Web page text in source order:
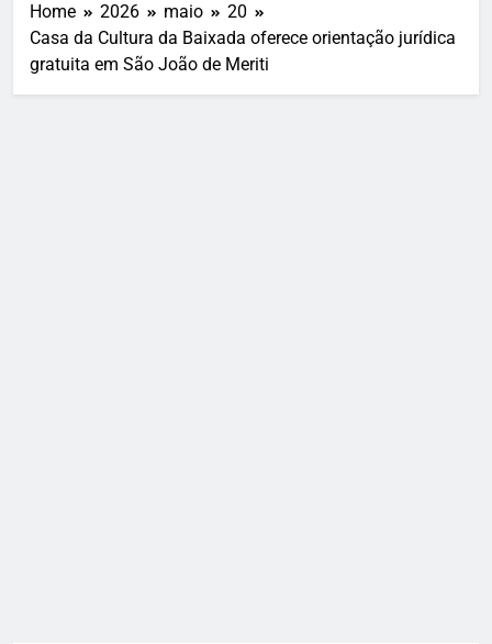
Home 2026 maio
20
Casa da Cultura da Baixada oferece orientação jurídica
gratuita em São João de Meriti